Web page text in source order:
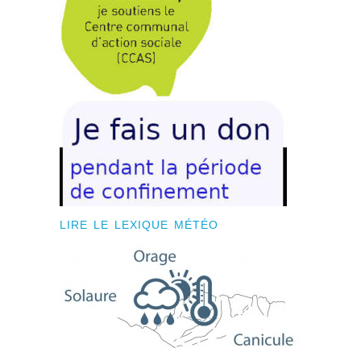
LIRE LE LEXIQUE MÉTÉO